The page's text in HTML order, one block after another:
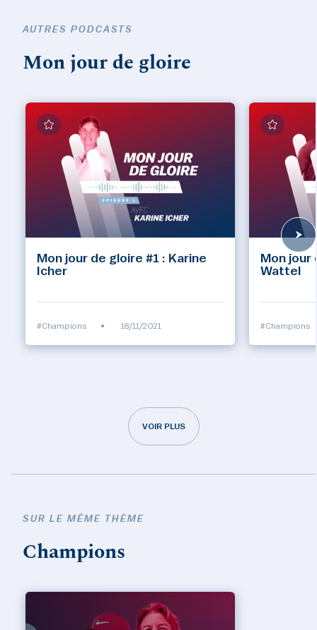
AUTRES PODCASTS
Mon jour de gloire
Mon jour de gloire #1 : Karine
Icher
#Champions • 18/11/2021
Mon jour
Wattel
#Champions
VOIR PLUS
SUR LE MÊME THÈME
Champions